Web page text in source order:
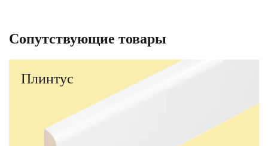
Сопутствующие товары
Плинтус